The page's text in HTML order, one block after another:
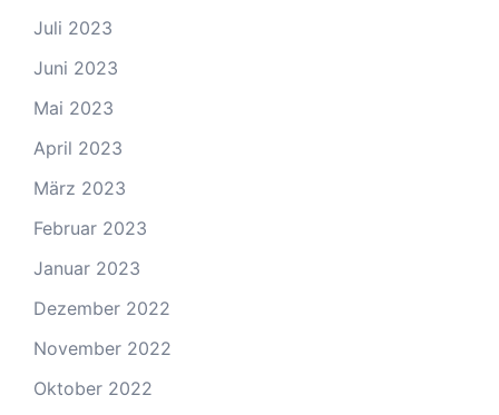
Juli 2023
Juni 2023
Mai 2023
April 2023
März 2023
Februar 2023
Januar 2023
Dezember 2022
November 2022
Oktober 2022